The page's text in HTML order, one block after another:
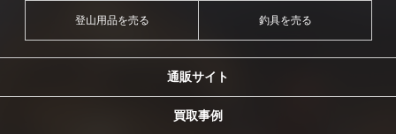
登山用品を売る 釣具を売る
通販サイト
買取事例